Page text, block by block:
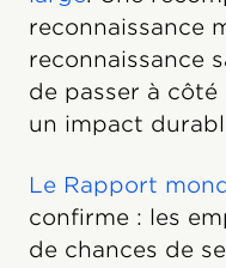
reconnaissance
reconnaissance
de passer à
un impact
Le Rapport
confirme : les
de chances de